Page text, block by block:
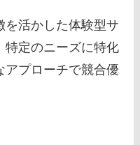
を活かした体験型サ
特定のニーズに特化
アプローチで競合優